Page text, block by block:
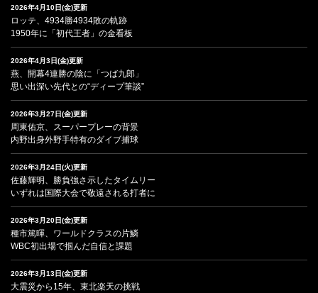
2026年4月10日(金)更新
ロッテ、4934勝4934敗の軌跡
1950年に「初代王者」の金看板
2026年4月3日(金)更新
燕、開幕4連勝の陰に「つば九郎」
思い出深い先代との“ディープ筆談”
2026年3月27日(金)更新
周東佑京、スーパープレーの背景
内野出身外野手特有のダイブ捕球
2026年3月24日(火)更新
佐藤輝明、勝負強さ示したタイムリー
いずれは国際大会で敬遠される打者に
2026年3月20日(金)更新
種市篤暉、ワールドクラスの片鱗
WBC初出場で掴んだ自信と課題
2026年3月13日(金)更新
大震災から15年、東北楽天の挑戦